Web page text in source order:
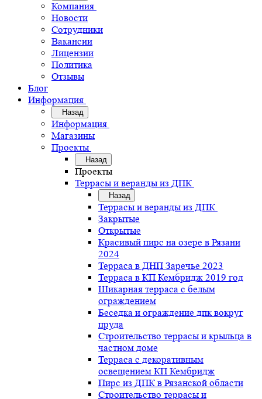
Компания
Новости
Сотрудники
Вакансии
Лицензии
Политика
Отзывы
Блог
Информация
Назад
Информация
Магазины
Проекты
Назад
Проекты
Террасы и веранды из ДПК
Назад
Террасы и веранды из ДПК
Закрытые
Открытые
Красивый пирс на озере в Рязани
2024
Терраса в ДНП Заречье 2023
Терраса в КП Кембридж 2019 год
Шикарная терраса с белым
ограждением
Беседка и ограждение дпк вокруг
пруда
Строительство террасы и крыльца в
частном доме
Терраса с декоративным
освещением КП Кембридж
Пирс из ДПК в Рязанской области
Строительство террасы и